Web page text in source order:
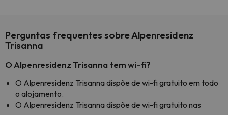
Perguntas frequentes sobre Alpenresidenz
Trisanna
O Alpenresidenz Trisanna tem wi-fi?
O Alpenresidenz Trisanna dispõe de wi-fi gratuito em todo
o alojamento.
O Alpenresidenz Trisanna dispõe de wi-fi gratuito nas